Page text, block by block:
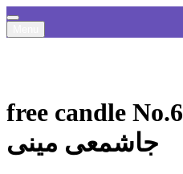
free candle No.6
جاشمعی مینی